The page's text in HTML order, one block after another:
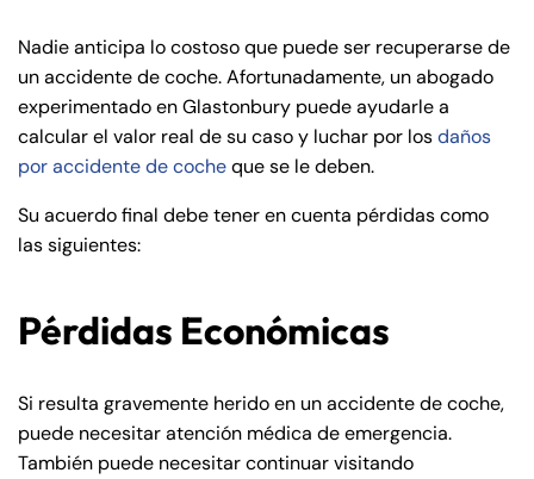
Nadie anticipa lo costoso que puede ser recuperarse de
un accidente de coche. Afortunadamente, un abogado
experimentado en Glastonbury puede ayudarle a
calcular el valor real de su caso y luchar por losdaños
por accidente de cocheque se le deben.
Su acuerdo final debe tener en cuenta pérdidas como
las siguientes:
Pérdidas Económicas
Si resulta gravemente herido en un accidente de coche,
puede necesitar atención médica de emergencia.
También puede necesitar continuar visitando